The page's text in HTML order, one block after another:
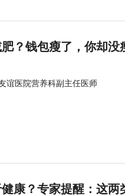
？钱包瘦了，你却没
谊医院营养科副主任医师
康？专家提醒：这两